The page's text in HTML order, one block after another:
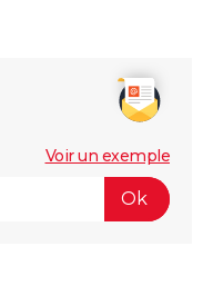
Voir un exemple